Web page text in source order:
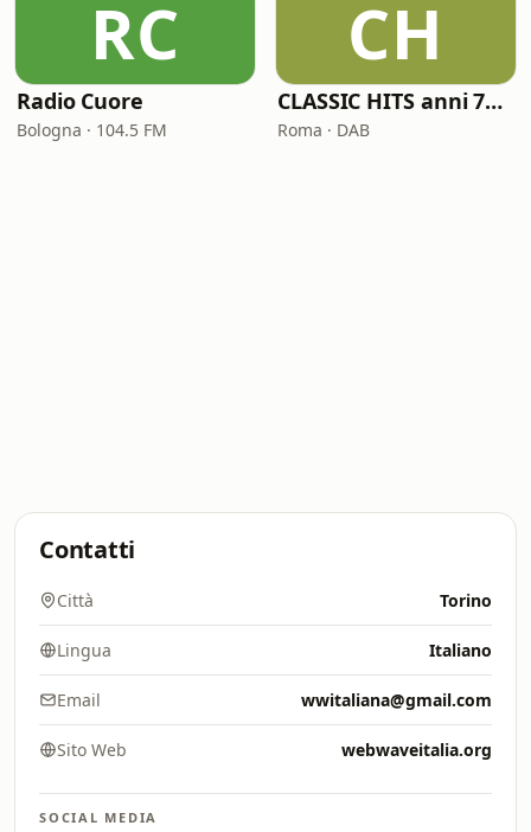
RC
Radio Cuore
Bologna · 104.5 FM
CH
CLASSIC HITS anni 70 80 90
Roma · DAB
Contatti
Città Torino
Lingua Italiano
Email wwitaliana@gmail.com
Sito Web webwaveitalia.org
SOCIAL MEDIA